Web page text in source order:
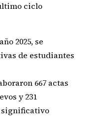
ciclo
2025, se
de estudiantes
667 actas
y 231
significativo